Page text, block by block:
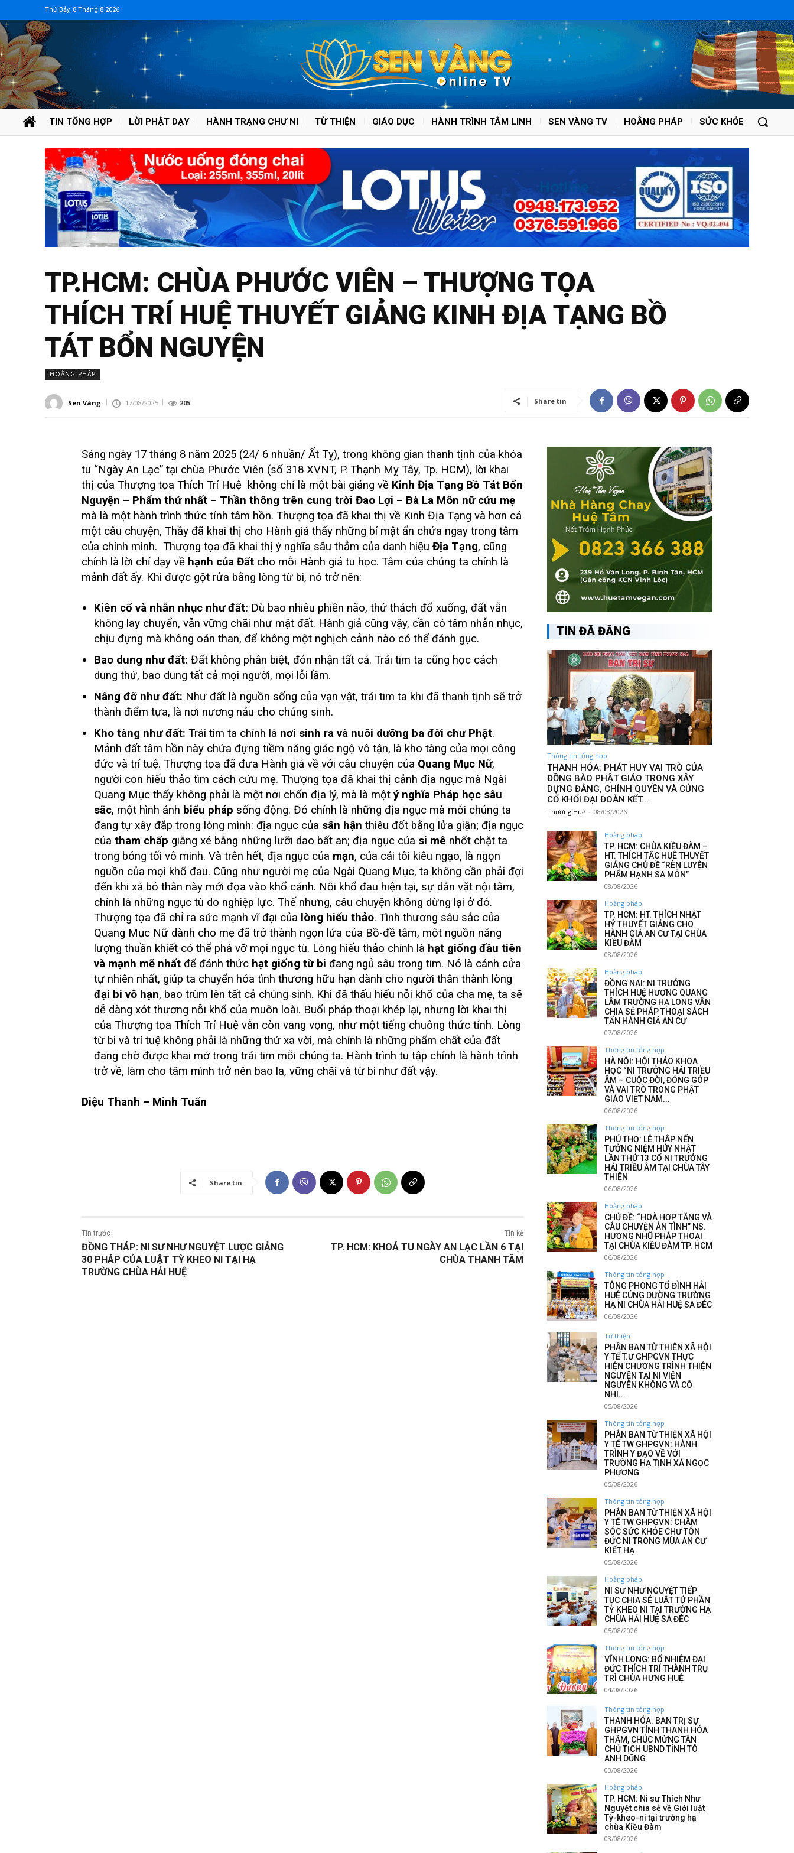
Thứ Bảy, 8 Tháng 8 2026
TIN TỔNG HỢP LỜI PHẬT DẠY HÀNH TRẠNG CHƯ NI TỪ THIỆN GIÁO DỤC HÀNH TRÌNH TÂM LINH SEN VÀNG TV HOẰNG PHÁP SỨC KHỎE
TP.HCM: CHÙA PHƯỚC VIÊN – THƯỢNG TỌA
THÍCH TRÍ HUỆ THUYẾT GIẢNG KINH ĐỊA TẠNG BỒ
TÁT BỔN NGUYỆN
HOẰNG PHÁP
Sen Vàng 17/08/2025 205 Share tin
Sáng ngày 17 tháng 8 năm 2025 (24/ 6 nhuần/ Ất Tỵ), trong không gian thanh tịnh của khóa
tu “Ngày An Lạc” tại chùa Phước Viên (số 318 XVNT, P. Thạnh Mỵ Tây, Tp. HCM), lời khai
thị của Thượng tọa Thích Trí Huệ không chỉ là một bài giảng về Kinh Địa Tạng Bồ Tát Bổn
Nguyện – Phẩm thứ nhất – Thần thông trên cung trời Đao Lợi – Bà La Môn nữ cứu mẹ
mà là một hành trình thức tỉnh tâm hồn. Thượng tọa đã khai thị về Kinh Địa Tạng và hơn cả
một câu chuyện, Thầy đã khai thị cho Hành giả thấy những bí mật ẩn chứa ngay trong tâm
của chính mình. Thượng tọa đã khai thị ý nghĩa sâu thẳm của danh hiệu Địa Tạng, cũng
chính là lời chỉ dạy về hạnh của Đất cho mỗi Hành giả tu học. Tâm của chúng ta chính là
mảnh đất ấy. Khi được gột rửa bằng lòng từ bi, nó trở nên:
Kiên cố và nhẫn nhục như đất: Dù bao nhiêu phiền não, thử thách đổ xuống, đất vẫn
không lay chuyển, vẫn vững chãi như mặt đất. Hành giả cũng vậy, cần có tâm nhẫn nhục,
chịu đựng mà không oán than, để không một nghịch cảnh nào có thể đánh gục.
Bao dung như đất: Đất không phân biệt, đón nhận tất cả. Trái tim ta cũng học cách
dung thứ, bao dung tất cả mọi người, mọi lỗi lầm.
Nâng đỡ như đất: Như đất là nguồn sống của vạn vật, trái tim ta khi đã thanh tịnh sẽ trở
thành điểm tựa, là nơi nương náu cho chúng sinh.
Kho tàng như đất: Trái tim ta chính là nơi sinh ra và nuôi dưỡng ba đời chư Phật.
Mảnh đất tâm hồn này chứa đựng tiềm năng giác ngộ vô tận, là kho tàng của mọi công
đức và trí tuệ. Thượng tọa đã đưa Hành giả về với câu chuyện của Quang Mục Nữ,
người con hiếu thảo tìm cách cứu mẹ. Thượng tọa đã khai thị cảnh địa ngục mà Ngài
Quang Mục thấy không phải là một nơi chốn địa lý, mà là một ý nghĩa Pháp học sâu
sắc, một hình ảnh biểu pháp sống động. Đó chính là những địa ngục mà mỗi chúng ta
đang tự xây đắp trong lòng mình: địa ngục của sân hận thiêu đốt bằng lửa giận; địa ngục
của tham chấp giằng xé bằng những lưỡi dao bất an; địa ngục của si mê nhốt chặt ta
trong bóng tối vô minh. Và trên hết, địa ngục của mạn, của cái tôi kiêu ngạo, là ngọn
nguồn của mọi khổ đau. Cũng như người mẹ của Ngài Quang Mục, ta không cần phải đợi
đến khi xả bỏ thân này mới đọa vào khổ cảnh. Nỗi khổ đau hiện tại, sự dằn vặt nội tâm,
chính là những ngục tù do nghiệp lực. Thế nhưng, câu chuyện không dừng lại ở đó.
Thượng tọa đã chỉ ra sức mạnh vĩ đại của lòng hiếu thảo. Tình thương sâu sắc của
Quang Mục Nữ dành cho mẹ đã trở thành ngọn lửa của Bồ-đề tâm, một nguồn năng
lượng thuần khiết có thể phá vỡ mọi ngục tù. Lòng hiếu thảo chính là hạt giống đầu tiên
và mạnh mẽ nhất để đánh thức hạt giống từ bi đang ngủ sâu trong tim. Nó là cánh cửa
tự nhiên nhất, giúp ta chuyển hóa tình thương hữu hạn dành cho người thân thành lòng
đại bi vô hạn, bao trùm lên tất cả chúng sinh. Khi đã thấu hiểu nỗi khổ của cha mẹ, ta sẽ
dễ dàng xót thương nỗi khổ của muôn loài. Buổi pháp thoại khép lại, nhưng lời khai thị
của Thượng tọa Thích Trí Huệ vẫn còn vang vọng, như một tiếng chuông thức tỉnh. Lòng
từ bi và trí tuệ không phải là những thứ xa vời, mà chính là những phẩm chất của đất
đang chờ được khai mở trong trái tim mỗi chúng ta. Hành trình tu tập chính là hành trình
trở về, làm cho tâm mình trở nên bao la, vững chãi và từ bi như đất vậy.
Diệu Thanh – Minh Tuấn
Share tin
Tin trước
ĐỒNG THÁP: NI SƯ NHƯ NGUYỆT LƯỢC GIẢNG
30 PHÁP CỦA LUẬT TỲ KHEO NI TẠI HẠ
TRƯỜNG CHÙA HẢI HUỆ
Tin kế
TP. HCM: KHOÁ TU NGÀY AN LẠC LẦN 6 TẠI
CHÙA THANH TÂM
TIN ĐÃ ĐĂNG
Thông tin tổng hợp
THANH HÓA: PHÁT HUY VAI TRÒ CỦA
ĐỒNG BÀO PHẬT GIÁO TRONG XÂY
DỰNG ĐẢNG, CHÍNH QUYỀN VÀ CỦNG
CỐ KHỐI ĐẠI ĐOÀN KẾT...
Thường Huệ - 08/08/2026
Hoằng pháp
TP. HCM: CHÙA KIỀU ĐÀM –
HT. THÍCH TẮC HUÊ THUYẾT
GIẢNG CHỦ ĐỀ “RÈN LUYỆN
PHẨM HẠNH SA MÔN”
08/08/2026
Hoằng pháp
TP. HCM: HT. THÍCH NHẬT
HỶ THUYẾT GIẢNG CHO
HÀNH GIẢ AN CƯ TẠI CHÙA
KIỀU ĐÀM
08/08/2026
Hoằng pháp
ĐỒNG NAI: NI TRƯỞNG
THÍCH HUỆ HƯƠNG QUANG
LÂM TRƯỜNG HẠ LONG VÂN
CHIA SẺ PHÁP THOẠI SÁCH
TẤN HÀNH GIẢ AN CƯ
07/08/2026
Thông tin tổng hợp
HÀ NỘI: HỘI THẢO KHOA
HỌC “NI TRƯỞNG HẢI TRIỀU
ÂM – CUỘC ĐỜI, ĐÓNG GÓP
VÀ VAI TRÒ TRONG PHẬT
GIÁO VIỆT NAM...
06/08/2026
Thông tin tổng hợp
PHÚ THỌ: LỄ THẮP NẾN
TƯỞNG NIỆM HÚY NHẬT
LẦN THỨ 13 CỐ NI TRƯỞNG
HẢI TRIỀU ÂM TẠI CHÙA TÂY
THIÊN
06/08/2026
Hoằng pháp
CHỦ ĐỀ: “HOÀ HỢP TĂNG VÀ
CÂU CHUYỆN ÂN TÌNH” NS.
HƯƠNG NHŨ PHÁP THOẠI
TẠI CHÙA KIỀU ĐÀM TP. HCM
06/08/2026
Thông tin tổng hợp
TÔNG PHONG TỔ ĐÌNH HẢI
HUỆ CÚNG DƯỜNG TRƯỜNG
HẠ NI CHÙA HẢI HUỆ SA ĐÉC
06/08/2026
Từ thiện
PHÂN BAN TỪ THIỆN XÃ HỘI
Y TẾ T.Ư GHPGVN THỰC
HIỆN CHƯƠNG TRÌNH THIỆN
NGUYỆN TẠI NI VIỆN
NGUYÊN KHÔNG VÀ CÔ
NHI...
05/08/2026
Thông tin tổng hợp
PHÂN BAN TỪ THIỆN XÃ HỘI
Y TẾ TW GHPGVN: HÀNH
TRÌNH Y ĐẠO VỀ VỚI
TRƯỜNG HẠ TỊNH XÁ NGỌC
PHƯƠNG
05/08/2026
Thông tin tổng hợp
PHÂN BAN TỪ THIỆN XÃ HỘI
Y TẾ TW GHPGVN: CHĂM
SÓC SỨC KHỎE CHƯ TÔN
ĐỨC NI TRONG MÙA AN CƯ
KIẾT HẠ
05/08/2026
Hoằng pháp
NI SƯ NHƯ NGUYỆT TIẾP
TỤC CHIA SẺ LUẬT TỨ PHẦN
TỲ KHEO NI TẠI TRƯỜNG HẠ
CHÙA HẢI HUỆ SA ĐÉC
05/08/2026
Thông tin tổng hợp
VĨNH LONG: BỔ NHIỆM ĐẠI
ĐỨC THÍCH TRÍ THÀNH TRỤ
TRÌ CHÙA HƯNG HUỆ
04/08/2026
Thông tin tổng hợp
THANH HÓA: BAN TRỊ SỰ
GHPGVN TỈNH THANH HÓA
THĂM, CHÚC MỪNG TÂN
CHỦ TỊCH UBND TỈNH TÔ
ANH DŨNG
03/08/2026
Hoằng pháp
TP. HCM: Ni sư Thích Như
Nguyệt chia sẻ về Giới luật
Tỳ-kheo-ni tại trường hạ
chùa Kiều Đàm
03/08/2026